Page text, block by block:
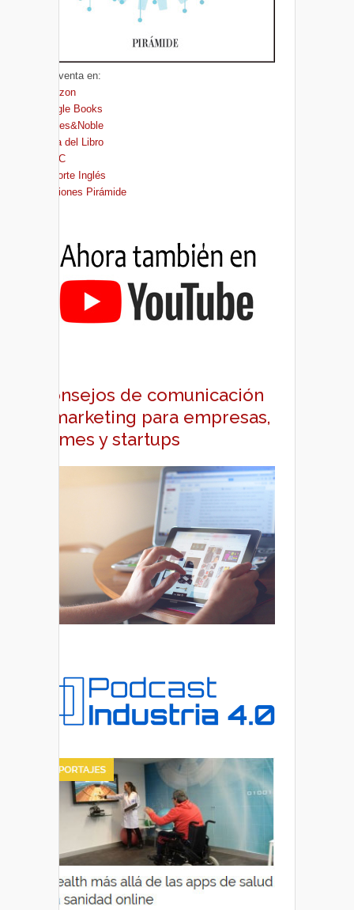
A la venta en:
Amazon
Google Books
Barnes&Noble
Casa del Libro
FNAC
El Corte Inglés
Ediciones Pirámide
Consejos de comunicación
y marketing para empresas,
pymes y startups